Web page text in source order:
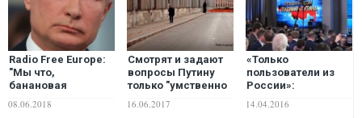
Radio Free Europe:
"Мы что,
банановая
вопросы-уколы, на
08.06.2018
Смотрят и задают
вопросы Путину
только "умственно
16.06.2017
«Только
пользователи из
России»:
позволили задать
14.04.2016